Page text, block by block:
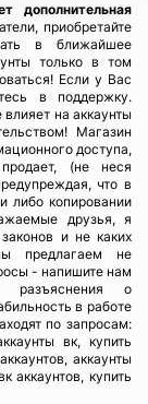
дополнительная
приобретайте
в ближайшее
только в том
Если у Вас
в поддержку.
на аккаунты
Магазин
доступа,
(не неся
что в
либо копировании
друзья, я
и не каких
предлагаем не
- напишите нам
о
в работе
по запросам:
вк, купить
аккаунты
аккаунтов, купить